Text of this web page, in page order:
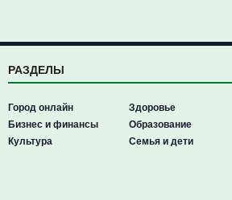
РАЗДЕЛЫ
Город онлайн
Бизнес и финансы
Культура
Здоровье
Образование
Семья и дети